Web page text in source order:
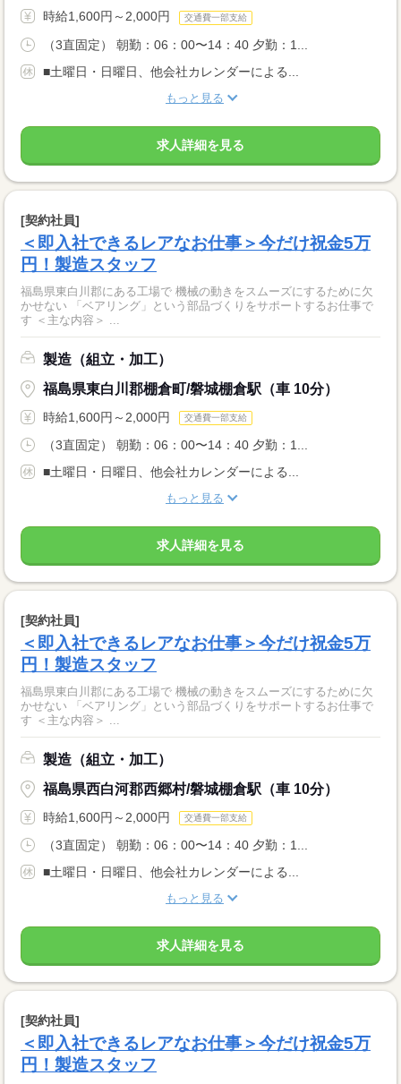
時給1,600円～2,000円 交通費一部支給
（3直固定） 朝勤：06：00〜14：40 夕勤：1...
■土曜日・日曜日、他会社カレンダーによる...
もっと見る
求人詳細を見る
[契約社員]
＜即入社できるレアなお仕事＞今だけ祝金5万
円！製造スタッフ
福島県東白川郡にある工場で 機械の動きをスムーズにするために欠
かせない 「ベアリング」という部品づくりをサポートするお仕事で
す ＜主な内容＞ ...
製造（組立・加工）
福島県東白川郡棚倉町/磐城棚倉駅（車 10分）
時給1,600円～2,000円 交通費一部支給
（3直固定） 朝勤：06：00〜14：40 夕勤：1...
■土曜日・日曜日、他会社カレンダーによる...
もっと見る
求人詳細を見る
[契約社員]
＜即入社できるレアなお仕事＞今だけ祝金5万
円！製造スタッフ
福島県東白川郡にある工場で 機械の動きをスムーズにするために欠
かせない 「ベアリング」という部品づくりをサポートするお仕事で
す ＜主な内容＞ ...
製造（組立・加工）
福島県西白河郡西郷村/磐城棚倉駅（車 10分）
時給1,600円～2,000円 交通費一部支給
（3直固定） 朝勤：06：00〜14：40 夕勤：1...
■土曜日・日曜日、他会社カレンダーによる...
もっと見る
求人詳細を見る
[契約社員]
＜即入社できるレアなお仕事＞今だけ祝金5万
円！製造スタッフ